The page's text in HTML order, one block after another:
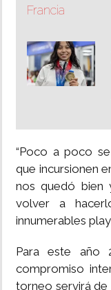
“Poco a poco
que incursionen
nos quedó bien
volver a
innumerables
Para este año
compromiso
torneo servirá de